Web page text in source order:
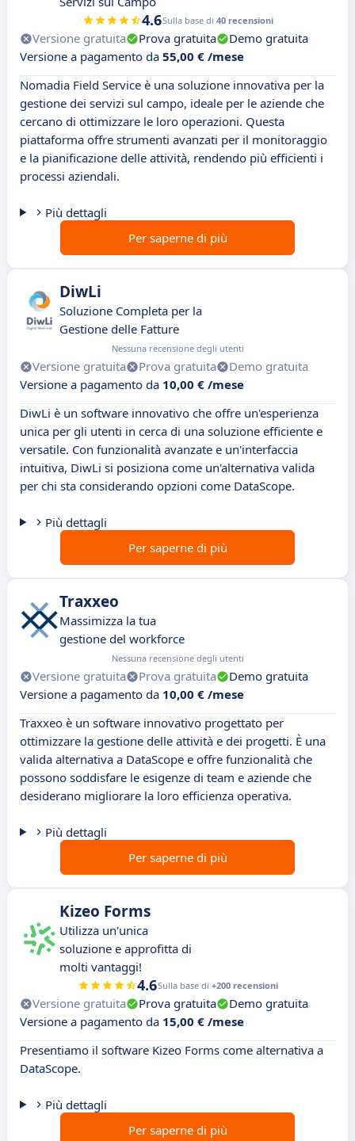
4.6Sulla base di 40 recensioni
Versione gratuita Prova gratuita
Demo gratuita
Versione a pagamento da 55,00 € /mese
Nomadia Field Service è una soluzione innovativa per la
gestione dei servizi sul campo, ideale per le aziende che
cercano di ottimizzare le loro operazioni. Questa
piattaforma offre strumenti avanzati per il monitoraggio
e la pianificazione delle attività, rendendo più efficienti i
processi aziendali.
Più dettagli
Per saperne di più
DiwLi
Soluzione Completa per la
Gestione delle Fatture
Nessuna recensione degli utenti
Versione gratuita Prova gratuita
Demo gratuita
Versione a pagamento da 10,00 € /mese
DiwLi è un software innovativo che offre un'esperienza
unica per gli utenti in cerca di una soluzione efficiente e
versatile. Con funzionalità avanzate e un'interfaccia
intuitiva, DiwLi si posiziona come un'alternativa valida
per chi sta considerando opzioni come DataScope.
Più dettagli
Per saperne di più
Traxxeo
Massimizza la tua
gestione del workforce
Nessuna recensione degli utenti
Versione gratuita Prova gratuita
Demo gratuita
Versione a pagamento da 10,00 € /mese
Traxxeo è un software innovativo progettato per
ottimizzare la gestione delle attività e dei progetti. È una
valida alternativa a DataScope e offre funzionalità che
possono soddisfare le esigenze di team e aziende che
desiderano migliorare la loro efficienza operativa.
Più dettagli
Per saperne di più
Kizeo Forms
Utilizza un'unica
soluzione e approfitta di
molti vantaggi!
4.6Sulla base di +200 recensioni
Versione gratuita Prova gratuita
Demo gratuita
Versione a pagamento da 15,00 € /mese
Presentiamo il software Kizeo Forms come alternativa a
DataScope.
Più dettagli
Per saperne di più